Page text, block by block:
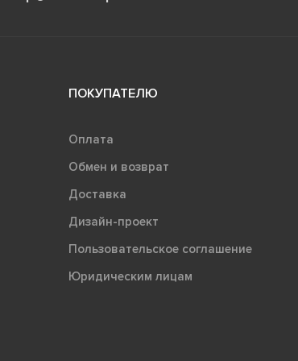
ПОКУПАТЕЛЮ
Оплата
Обмен и возврат
Доставка
Дизайн-проект
Пользовательское соглашение
Юридическим лицам